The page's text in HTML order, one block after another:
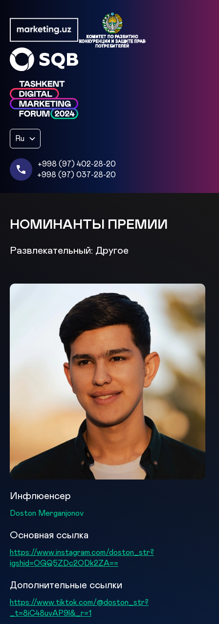
Ru
+998 (97) 402-28-20
+998 (97) 037-28-20
НОМИНАНТЫ ПРЕМИИ
Развлекательный: Другое
Инфлюенсер
Doston Merganjonov
Основная ссылка
https://www.instagram.com/doston_str?
igshid=OGQ5ZDc2ODk2ZA==
Дополнительные ссылки
https://www.tiktok.com/@doston_str?
_t=8iC48uvAP9l&_r=1